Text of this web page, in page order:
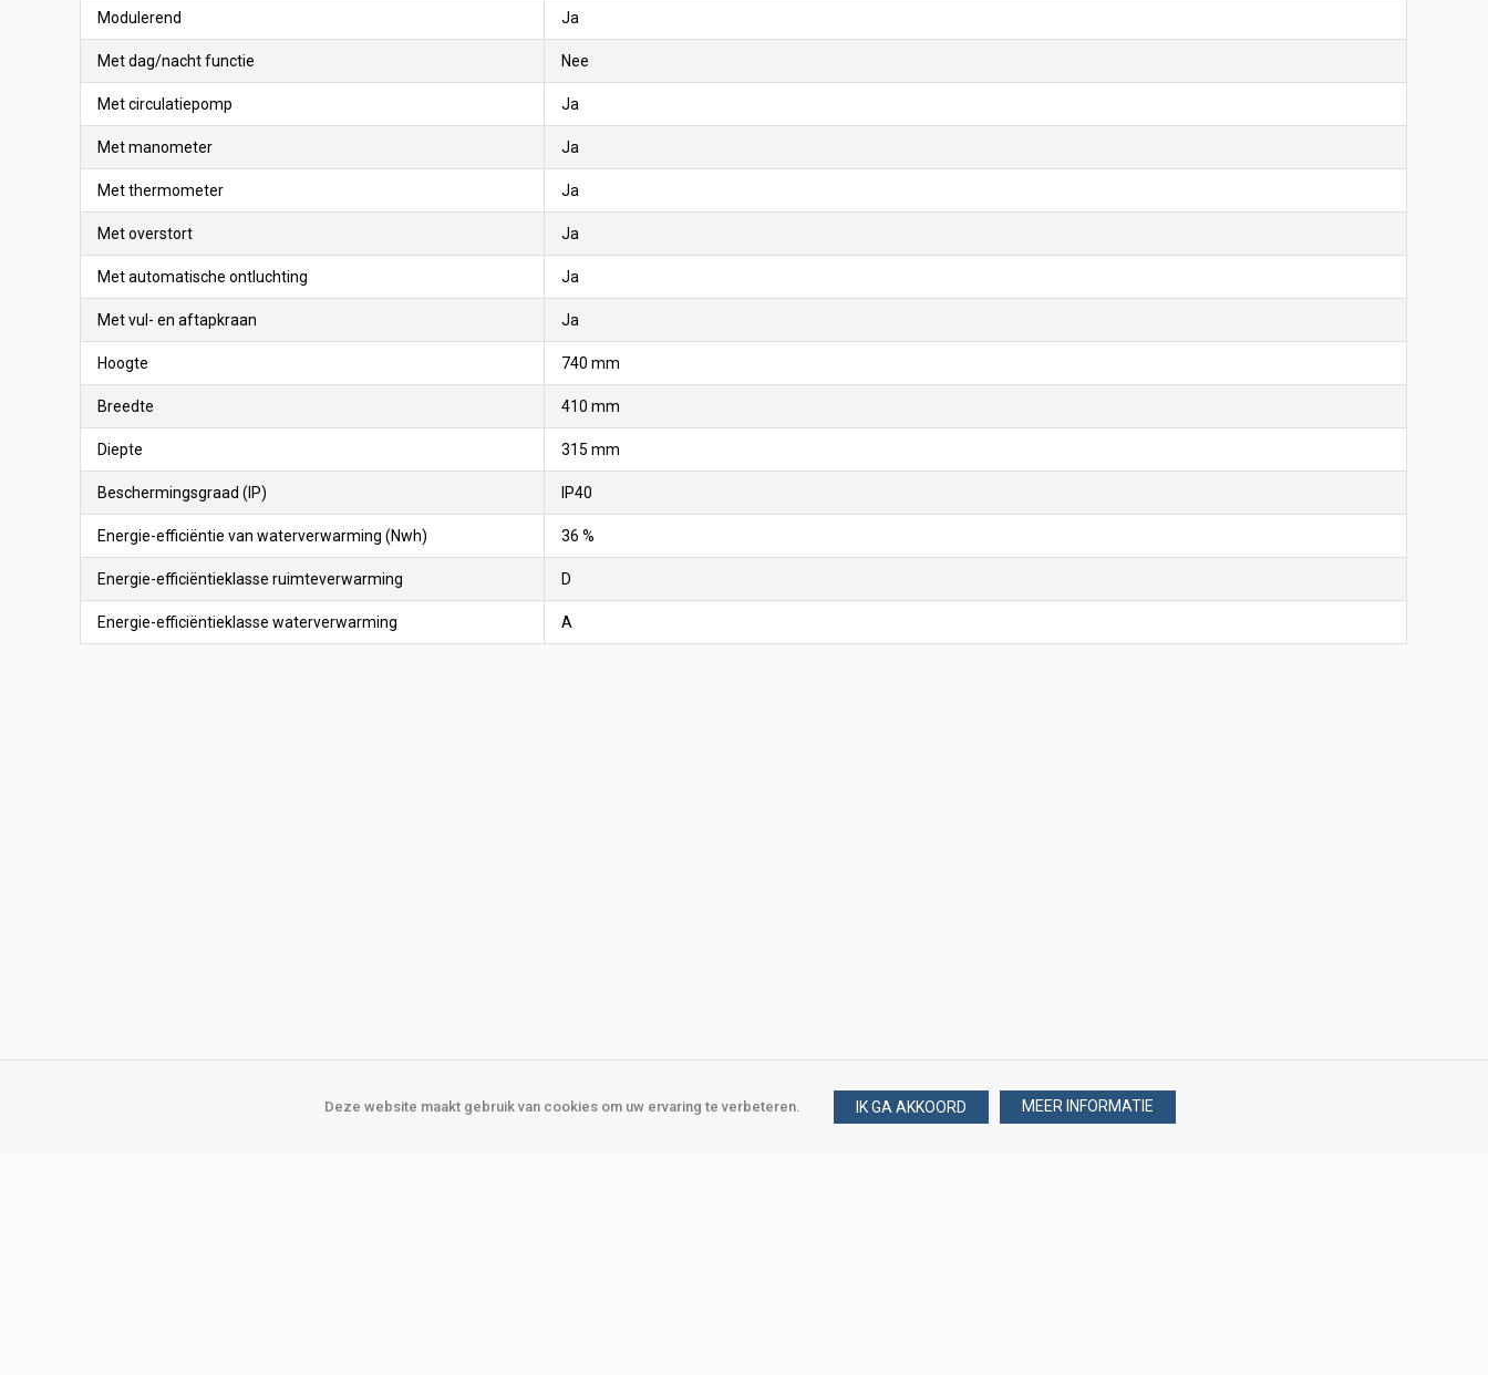
Deze website maakt gebruik van cookies om uw ervaring te verbeteren. IK GA AKKOORD MEER INFORMATIE
Modulerend Ja
Met dag/nacht functie Nee
Met circulatiepomp Ja
Met manometer Ja
Met thermometer Ja
Met overstort Ja
Met automatische ontluchting Ja
Met vul- en aftapkraan Ja
Hoogte 740 mm
Breedte 410 mm
Diepte 315 mm
Beschermingsgraad (IP) IP40
Energie-efficiëntie van waterverwarming (Nwh) 36 %
Energie-efficiëntieklasse ruimteverwarming D
Energie-efficiëntieklasse waterverwarming A